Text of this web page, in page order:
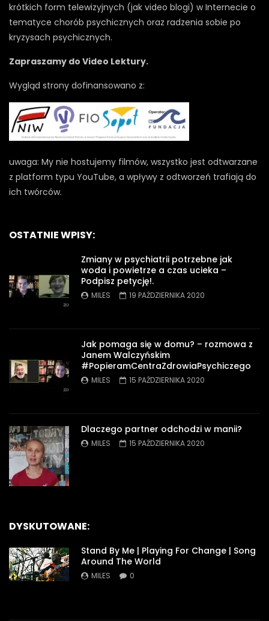
krótkich form telewizyjnych (jak video blogi) w Internecie o
tematyce chorób psychicznych oraz radzenia sobie po
kryzysach psychicznych.
Zapraszamy do Video Lektury.
Wygląd strony dofinansowano z:
uwaga: My nie hostujemy filmów, wszystko jest odtwarzane
z platform typu YouTube, a wpływy z odtworzeń trafiają do
ich twórców.
OSTATNIE WPISY:
Zmiany w psychiatrii potrzebne jak
woda i powietrze a czas ucieka –
Podpisz petycję!.
MILES 19 PAŹDZIERNIKA 2020
Jak pomaga się w domu? – rozmowa z
Janem Walczyńskim
#PopieramCentraZdrowiaPsychiczego
MILES 15 PAŹDZIERNIKA 2020
Dlaczego partner odchodzi w manii?
MILES 15 PAŹDZIERNIKA 2020
DYSKUTOWANE:
Stand By Me | Playing For Change | Song
Around The World
MILES 0